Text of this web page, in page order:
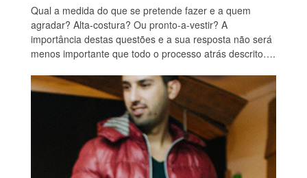
Qual a medida do que se pretende fazer e a quem
agradar? Alta-costura? Ou pronto-a-vestir? A
importância destas questões e a sua resposta não será
menos importante que todo o processo atrás descrito….